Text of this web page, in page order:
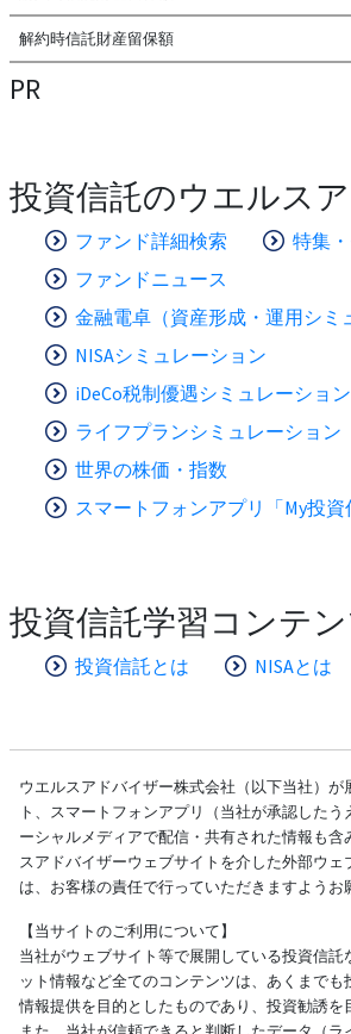
解約時信託財産留保額
PR
投資信託のウエルス
ファンド詳細検索
特集
ファンドニュース
金融電卓（資産形成・運用シミ
NISAシミュレーション
iDeCo税制優遇シミュレーション
ライフプランシミュレーション
世界の株価・指数
スマートフォンアプリ「My投資
投資信託学習コンテ
投資信託とは NISAとは
ウエルスアドバイザー株式会社（以下当社）が
ト、スマートフォンアプリ（当社が承認したう
ーシャルメディアで配信・共有された情報も含
スアドバイザーウェブサイトを介した外部ウェ
は、お客様の責任で行っていただきますようお
【当サイトのご利用について】
当社がウェブサイト等で展開している投資信託
ット情報など全てのコンテンツは、あくまで
情報提供を目的としたものであり、投資勧誘を